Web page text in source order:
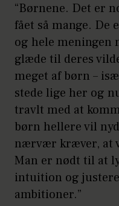
“Børnene. Det er
fået så mange. De
og hele meningen
glæde til deres
meget af børn –
stede lige her og
travlt med at
børn hellere vil
nærvær kræver, at
Man er nødt til at
intuition og
ambitioner.”